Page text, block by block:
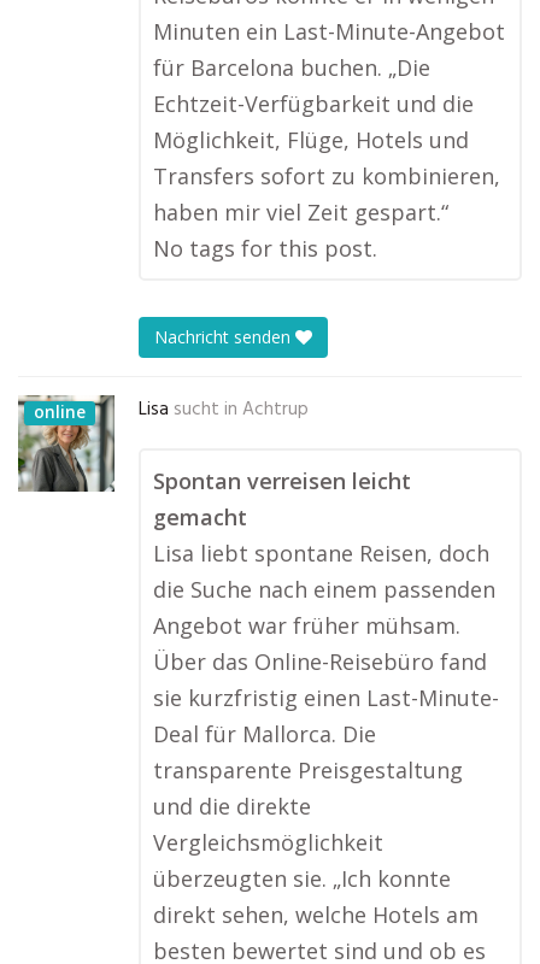
Minuten ein Last-Minute-Angebot
für Barcelona buchen. „Die
Echtzeit-Verfügbarkeit und die
Möglichkeit, Flüge, Hotels und
Transfers sofort zu kombinieren,
haben mir viel Zeit gespart.“
No tags for this post.
Nachricht senden
online Lisa sucht in Achtrup
Spontan verreisen leicht
gemacht
Lisa liebt spontane Reisen, doch
die Suche nach einem passenden
Angebot war früher mühsam.
Über das Online-Reisebüro fand
sie kurzfristig einen Last-Minute-
Deal für Mallorca. Die
transparente Preisgestaltung
und die direkte
Vergleichsmöglichkeit
überzeugten sie. „Ich konnte
direkt sehen, welche Hotels am
besten bewertet sind und ob es